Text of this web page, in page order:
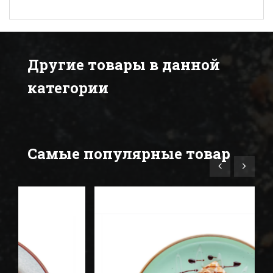
Другие товары в данной
категории
Самые популярные товар